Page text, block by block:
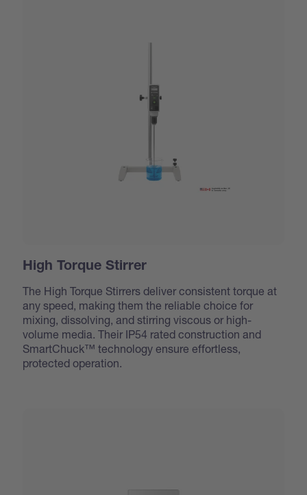
High Torque Stirrer
The High Torque Stirrers deliver consistent torque at
any speed, making them the reliable choice for
mixing, dissolving, and stirring viscous or high-
volume media. Their IP54 rated construction and
SmartChuck™ technology ensure effortless,
protected operation.